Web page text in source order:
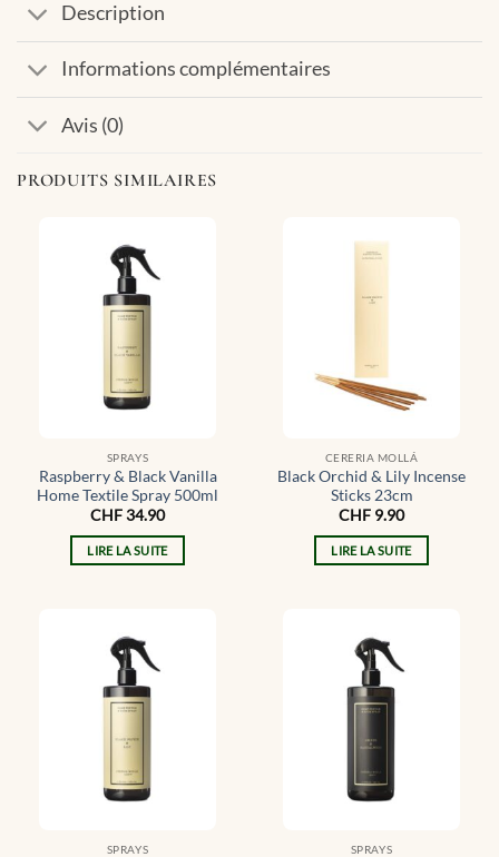
Description
Informations complémentaires
Avis (0)
PRODUITS SIMILAIRES
SPRAYS
Raspberry & Black Vanilla
Home Textile Spray 500ml
CHF34.90
LIRE LA SUITE
CERERIA MOLLÁ
Black Orchid & Lily Incense
Sticks 23cm
CHF 9.90
LIRE LA SUITE
SPRAYS SPRAYS